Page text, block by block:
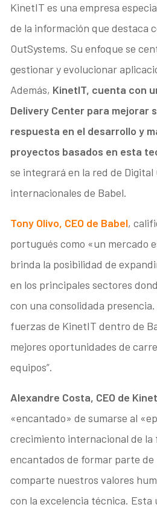
KinetIT es una empresa
de la información que destaca
OutSystems. Su enfoque se
gestionar y evolucionar
Además, KinetIT, cuenta con
Delivery Center para mejorar
respuesta en el desarrollo y
proyectos basados en esta
se integrará en la red de Digital
internacionales de Babel.
Tony Olivo, CEO de Babel,
portugués como «un mercado
brinda la posibilidad de
en los principales sectores
con una consolidada
fuerzas de KinetIT dentro de
mejores oportunidades de
equipos”.
Alexandre Costa, CEO de Kinet
«encantado» de sumarse al
crecimiento internacional de la
encantados de formar parte
comparte nuestros valores
con la excelencia técnica.